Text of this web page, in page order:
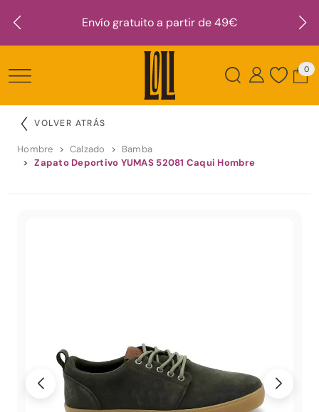
Envío gratuito a partir de 49€
0
VOLVER ATRÁS
Hombre Calzado
Bamba
Zapato Deportivo YUMAS 52081 Caqui Hombre